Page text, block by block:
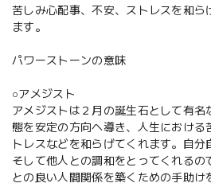
苦しみ心配事、不安、ストレスを和ら
ます。
パワーストーンの意味
○アメジスト
アメジストは２月の誕生石として有
態を安定の方向へ導き、人生における
トレスなどを和らげてくれます。自分
そして他人との調和をとってくれるの
との良い人間関係を築くための手助け